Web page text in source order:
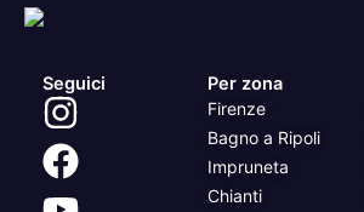
Seguici Per zona
Firenze
Bagno a Ripoli
Impruneta
Chianti